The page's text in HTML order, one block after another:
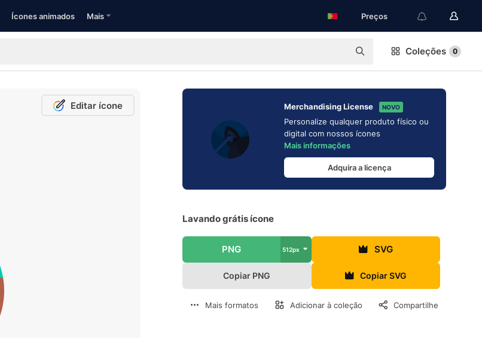
Ícones animados Mais Preços
Coleções 0
Editar ícone Merchandising License NOVO
Personalize qualquer produto físico ou
digital com nossos ícones
Mais informações
Adquira a licença
Lavando grátis ícone
PNG 512px SVG
Copiar PNG Copiar SVG
Mais formatos Adicionar à coleção Compartilhe